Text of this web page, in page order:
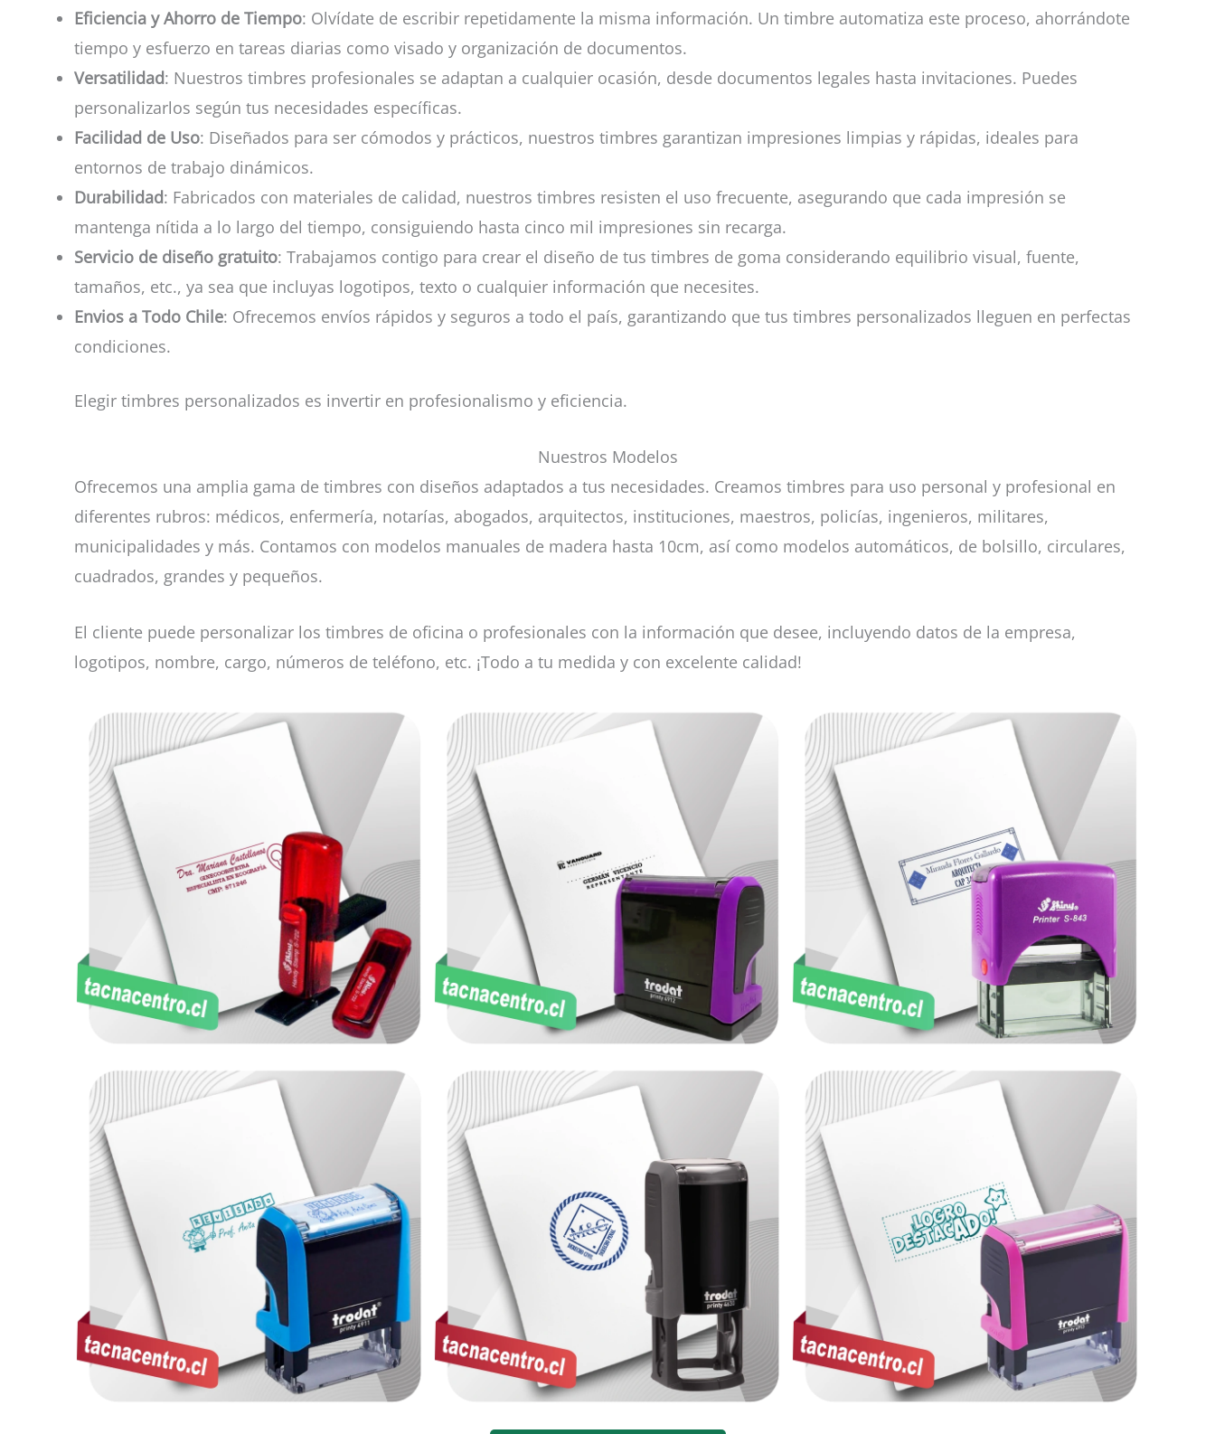
Eficiencia y Ahorro de Tiempo: Olvídate de escribir repetidamente la misma información. Un timbre automatiza este proceso, ahorrándote
tiempo y esfuerzo en tareas diarias como visado y organización de documentos.
Versatilidad: Nuestros timbres profesionales se adaptan a cualquier ocasión, desde documentos legales hasta invitaciones. Puedes
personalizarlos según tus necesidades específicas.
Facilidad de Uso: Diseñados para ser cómodos y prácticos, nuestros timbres garantizan impresiones limpias y rápidas, ideales para
entornos de trabajo dinámicos.
Durabilidad: Fabricados con materiales de calidad, nuestros timbres resisten el uso frecuente, asegurando que cada impresión se
mantenga nítida a lo largo del tiempo, consiguiendo hasta cinco mil impresiones sin recarga.
Servicio de diseño gratuito: Trabajamos contigo para crear el diseño de tus timbres de goma considerando equilibrio visual, fuente,
tamaños, etc., ya sea que incluyas logotipos, texto o cualquier información que necesites.
Envios a Todo Chile: Ofrecemos envíos rápidos y seguros a todo el país, garantizando que tus timbres personalizados lleguen en perfectas
condiciones.
Elegir timbres personalizados es invertir en profesionalismo y eficiencia.
Nuestros Modelos
Ofrecemos una amplia gama de timbres con diseños adaptados a tus necesidades. Creamos timbres para uso personal y profesional en
diferentes rubros: médicos, enfermería, notarías, abogados, arquitectos, instituciones, maestros, policías, ingenieros, militares,
municipalidades y más. Contamos con modelos manuales de madera hasta 10cm, así como modelos automáticos, de bolsillo, circulares,
cuadrados, grandes y pequeños.
El cliente puede personalizar los timbres de oficina o profesionales con la información que desee, incluyendo datos de la empresa,
logotipos, nombre, cargo, números de teléfono, etc. ¡Todo a tu medida y con excelente calidad!